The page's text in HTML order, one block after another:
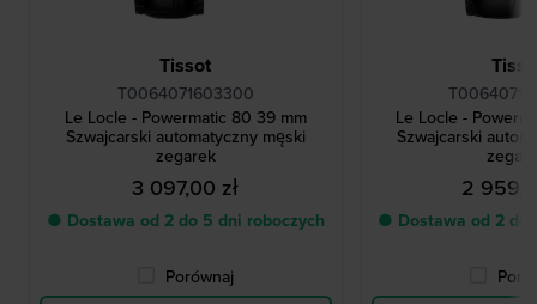
Tissot
T0064071603300
Le Locle - Powermatic 80 39 mm
Szwajcarski automatyczny męski
zegarek
3 097,00 zł
● Dostawa od 2 do 5 dni roboczych
Porównaj
Le Locle -
Szwajcarski
2
● Dostawa od 2 do